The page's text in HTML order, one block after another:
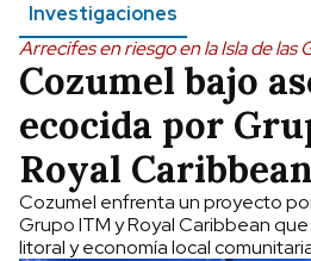
Investigaciones
Arrecifes en riesgo en la Isla de las
Cozumel bajo
ecocida por
Royal Caribbean
Cozumel enfrenta un proyecto
Grupo ITM y Royal Caribbean
litoral y economía local